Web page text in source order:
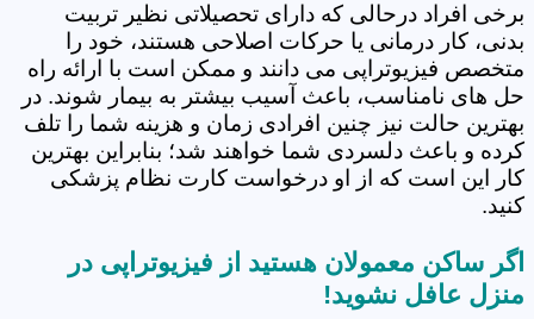
برخی افراد درحالی که دارای تحصیلاتی نظیر تربیت
بدنی، کار درمانی یا حرکات اصلاحی هستند، خود را
متخصص فیزیوتراپی می دانند و ممکن است با ارائه راه
حل های نامناسب، باعث آسیب بیشتر به بیمار شوند. در
بهترین حالت نیز چنین افرادی زمان و هزینه شما را تلف
کرده و باعث دلسردی شما خواهند شد؛ بنابراین بهترین
کار این است که از او درخواست کارت نظام پزشکی
کنید.
اگر ساکن معمولان هستید از فیزیوتراپی در
منزل عافل نشوید!